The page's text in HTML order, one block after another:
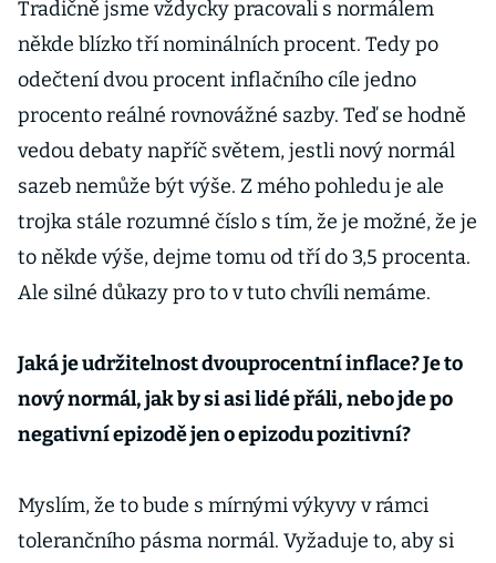
Tradičně jsme vždycky pracovali s normálem
někde blízko tří nominálních procent. Tedy po
odečtení dvou procent inflačního cíle jedno
procento reálné rovnovážné sazby. Teď se hodně
vedou debaty napříč světem, jestli nový normál
sazeb nemůže být výše. Z mého pohledu je ale
trojka stále rozumné číslo s tím, že je možné, že je
to někde výše, dejme tomu od tří do 3,5 procenta.
Ale silné důkazy pro to v tuto chvíli nemáme.
Jaká je udržitelnost dvouprocentní inflace? Je to
nový normál, jak by si asi lidé přáli, nebo jde po
negativní epizodě jen o epizodu pozitivní?
Myslím, že to bude s mírnými výkyvy v rámci
tolerančního pásma normál. Vyžaduje to, aby si